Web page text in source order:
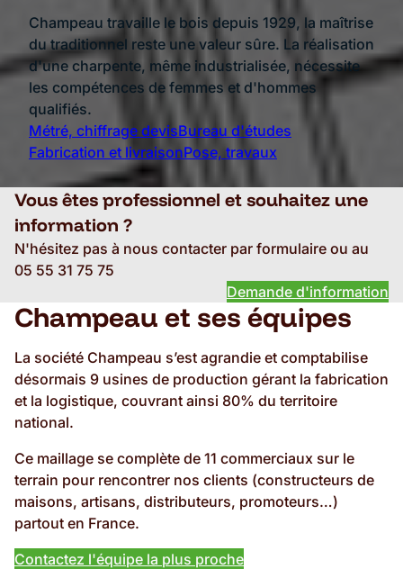
Champeau travaille le bois depuis 1929, la maîtrise
du traditionnel reste une valeur sûre. La réalisation
d'une charpente, même industrialisée, nécessite
les compétences de femmes et d'hommes
qualifiés.
Métré, chiffrage devisBureau d'études
Fabrication et livraisonPose, travaux
Vous êtes professionnel et souhaitez une
information ?
N'hésitez pas à nous contacter par formulaire ou au
05 55 31 75 75
Demande d'information
Champeau et ses équipes
La société Champeau s’est agrandie et comptabilise
désormais 9 usines de production gérant la fabrication
et la logistique, couvrant ainsi 80% du territoire
national.
Ce maillage se complète de 11 commerciaux sur le
terrain pour rencontrer nos clients (constructeurs de
maisons, artisans, distributeurs, promoteurs…)
partout en France.
Contactez l'équipe la plus proche